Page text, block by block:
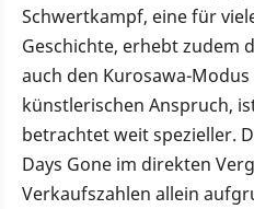
Schwertkampf, eine für
Geschichte, erhebt zudem
auch den Kurosawa-
künstlerischen Anspruch,
betrachtet weit spezieller.
Days Gone im direkten
Verkaufszahlen allein